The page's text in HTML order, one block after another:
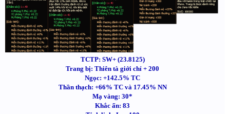
TCTP: SW+ (23.8125)
Trang bị: Thiên tà giới chỉ + 200
Ngọc: +142.5% TC
Thần thạch: +66% TC và 17.45% NN
Mạ vàng: 30*
Khắc ấn: 83